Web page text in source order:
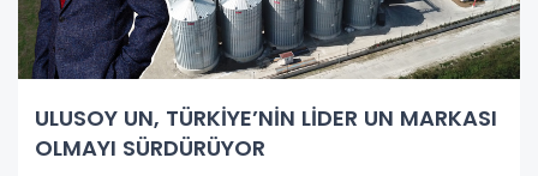
ULUSOY UN, TÜRKİYE’NİN LİDER UN MARKASI
OLMAYI SÜRDÜRÜYOR